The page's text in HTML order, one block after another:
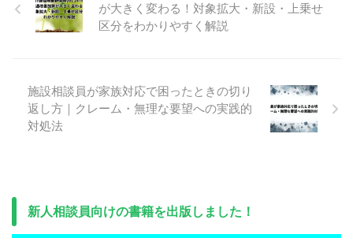
が大きく変わる！対象拡大・新設・上乗せ
区分をわかりやすく解説
施設相談員が家族対応で困ったときの切り
返し方｜クレーム・無理な要望への実践的
対処法
新人相談員向けの書籍を出版しました！